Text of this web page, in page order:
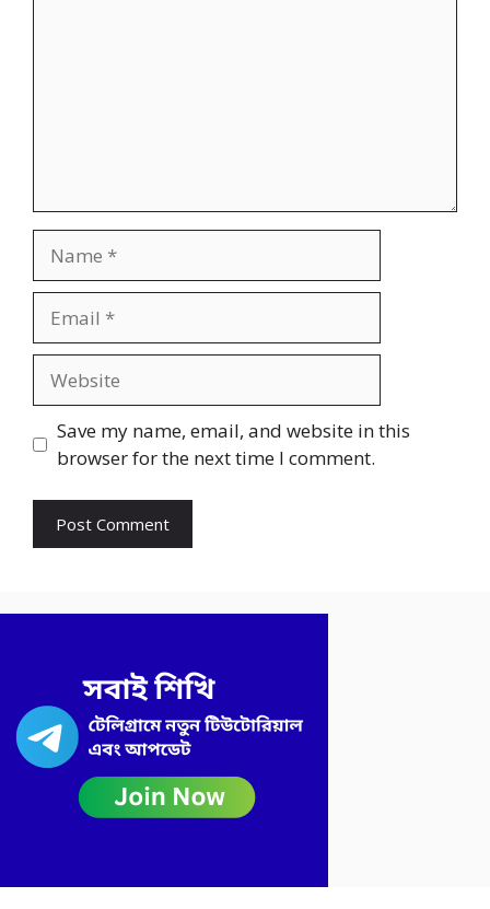
Save my name, email, and website in this
browser for the next time I comment.